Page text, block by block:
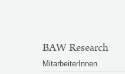
BAW Research
MitarbeiterInnen